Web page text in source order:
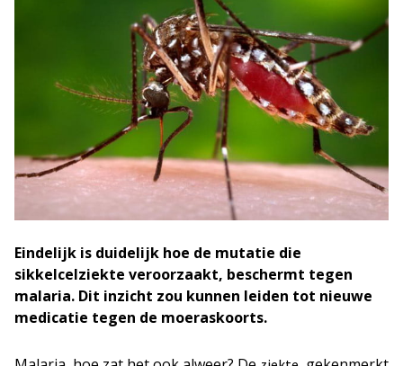
Eindelijk is duidelijk hoe de mutatie die
sikkelcelziekte veroorzaakt, beschermt tegen
malaria. Dit inzicht zou kunnen leiden tot nieuwe
medicatie tegen de moeraskoorts.